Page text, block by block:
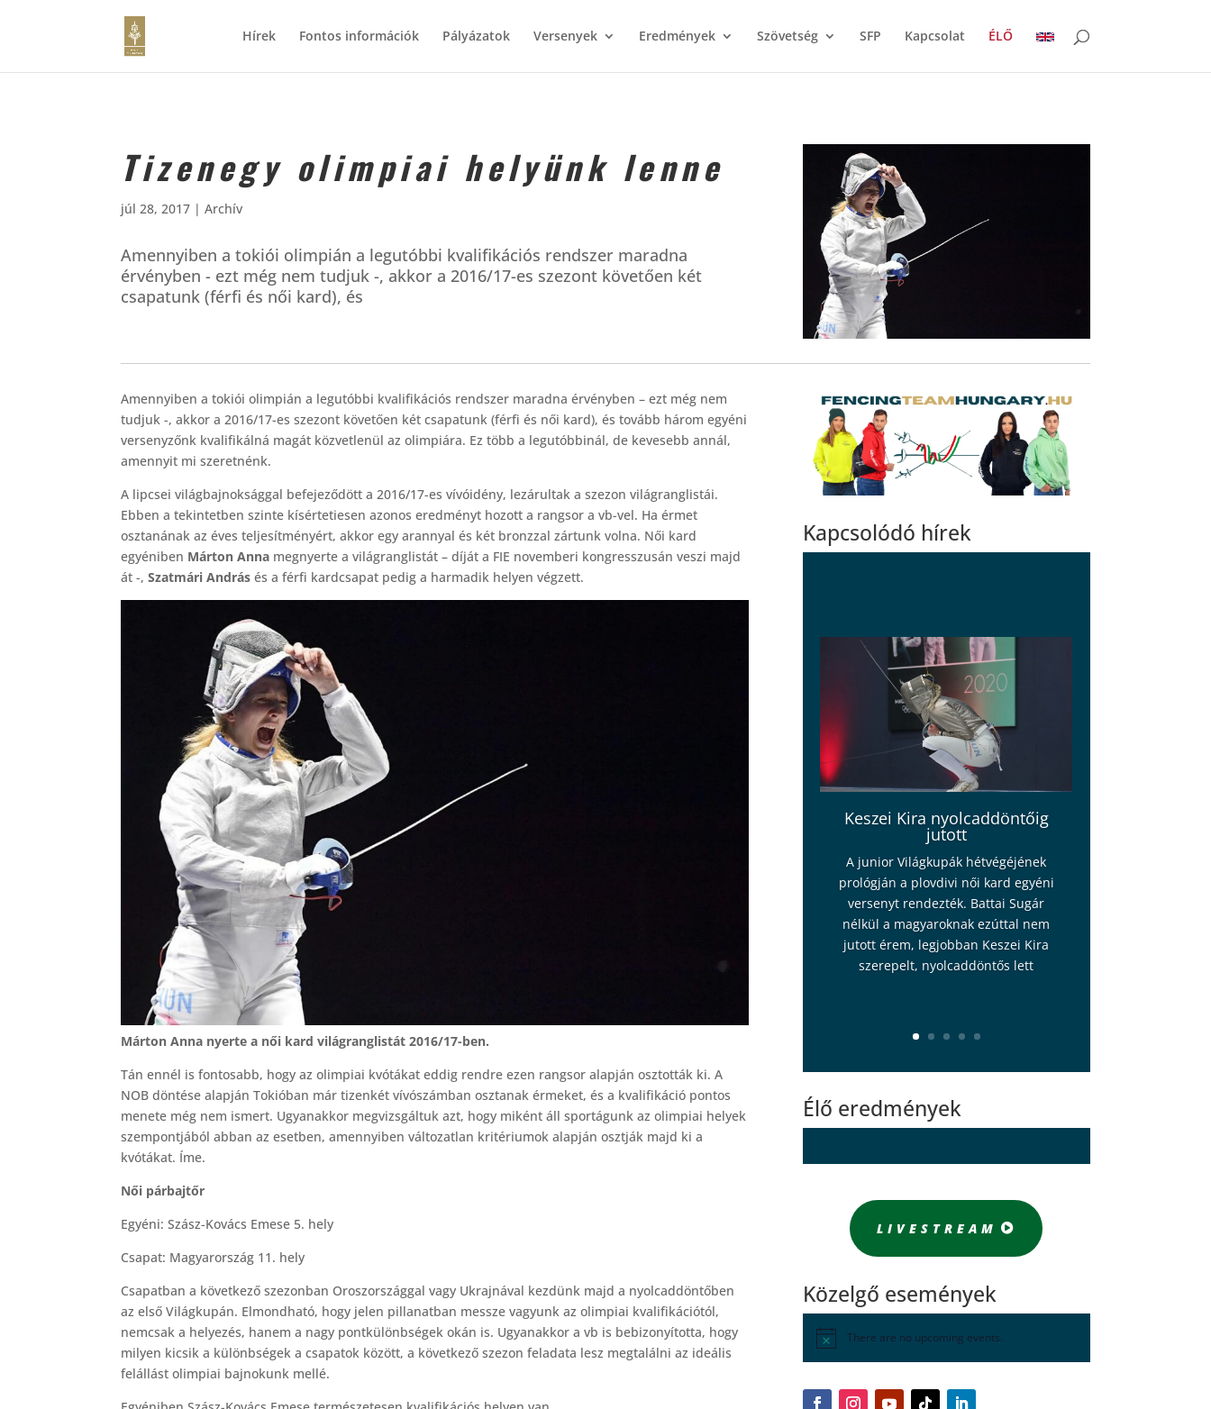
Hírek Fontos információk Pályázatok Versenyek Eredmények Szövetség SFP Kapcsolat ÉLŐ
Tizenegy olimpiai helyünk lenne
júl 28, 2017 |Archív
Amennyiben a tokiói olimpián a legutóbbi kvalifikációs rendszer maradna
érvényben - ezt még nem tudjuk -, akkor a 2016/17-es szezont követően két
csapatunk (férfi és női kard), és
Amennyiben a tokiói olimpián a legutóbbi kvalifikációs rendszer maradna érvényben – ezt még nem
tudjuk -, akkor a 2016/17-es szezont követően két csapatunk (férfi és női kard), és tovább három egyéni
versenyzőnk kvalifikálná magát közvetlenül az olimpiára. Ez több a legutóbbinál, de kevesebb annál,
amennyit mi szeretnénk.
A lipcsei világbajnoksággal befejeződött a 2016/17-es vívóidény, lezárultak a szezon világranglistái.
Ebben a tekintetben szinte kísértetiesen azonos eredményt hozott a rangsor a vb-vel. Ha érmet
osztanának az éves teljesítményért, akkor egy arannyal és két bronzzal zártunk volna. Női kard
egyéniben Márton Anna megnyerte a világranglistát – díját a FIE novemberi kongresszusán veszi majd
át -,Szatmári András és a férfi kardcsapat pedig a harmadik helyen végzett.
Márton Anna nyerte a női kard világranglistát 2016/17-ben.
Tán ennél is fontosabb, hogy az olimpiai kvótákat eddig rendre ezen rangsor alapján osztották ki. A
NOB döntése alapján Tokióban már tizenkét vívószámban osztanak érmeket, és a kvalifikáció pontos
menete még nem ismert. Ugyanakkor megvizsgáltuk azt, hogy miként áll sportágunk az olimpiai helyek
szempontjából abban az esetben, amennyiben változatlan kritériumok alapján osztják majd ki a
kvótákat. Íme.
Női párbajtőr
Egyéni: Szász-Kovács Emese 5. hely
Csapat: Magyarország 11. hely
Csapatban a következő szezonban Oroszországgal vagy Ukrajnával kezdünk majd a nyolcaddöntőben
az első Világkupán. Elmondható, hogy jelen pillanatban messze vagyunk az olimpiai kvalifikációtól,
nemcsak a helyezés, hanem a nagy pontkülönbségek okán is. Ugyanakkor a vb is bebizonyította, hogy
milyen kicsik a különbségek a csapatok között, a következő szezon feladata lesz megtalálni az ideális
felállást olimpiai bajnokunk mellé.
Kapcsolódó hírek
Keszei Kira nyolcaddöntőig
jutott
A junior Világkupák hétvégéjének
prológján a plovdivi női kard egyéni
versenyt rendezték. Battai Sugár
nélkül a magyaroknak ezúttal nem
jutott érem, legjobban Keszei Kira
szerepelt, nyolcaddöntős lett
Élő eredmények
LIVESTREAM
Közelgő események
There are no upcoming events.